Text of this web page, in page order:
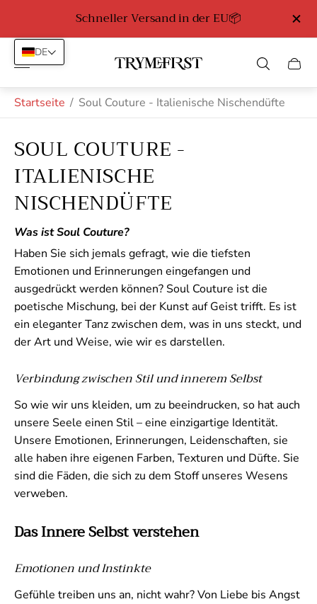
Schneller Versand in der EU📦
Laden-
Startseite / Soul Couture - Italienische Nischendüfte
SOUL COUTURE -
ITALIENISCHE
NISCHENDÜFTE
Was ist Soul Couture?
Haben Sie sich jemals gefragt, wie die tiefsten
Emotionen und Erinnerungen eingefangen und
ausgedrückt werden können? Soul Couture ist die
poetische Mischung, bei der Kunst auf Geist trifft. Es ist
ein eleganter Tanz zwischen dem, was in uns steckt, und
der Art und Weise, wie wir es darstellen.
Verbindung zwischen Stil und innerem Selbst
So wie wir uns kleiden, um zu beeindrucken, so hat auch
unsere Seele einen Stil – eine einzigartige Identität.
Unsere Emotionen, Erinnerungen, Leidenschaften, sie
alle haben ihre eigenen Farben, Texturen und Düfte. Sie
sind die Fäden, die sich zu dem Stoff unseres Wesens
verweben.
Das Innere Selbst verstehen
Emotionen und Instinkte
Gefühle treiben uns an, nicht wahr? Von Liebe bis Angst
DE